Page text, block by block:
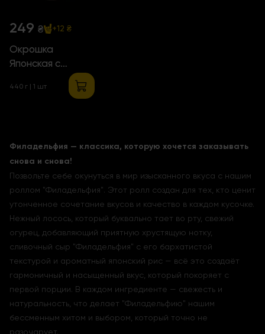
249 ₴ +12 ₴
Окрошка
Японская с
Креветками
440 г | 1 шт
Филадельфия — классика, которую хочется заказывать
снова и снова!
Позвольте себе окунуться в мир изысканного вкуса с нашим
роллом "Филадельфия". Этот ролл создан для тех, кто ценит
утонченное сочетание вкусов и качество в каждом кусочке.
Нежный лосось, который буквально тает во рту, свежий
огурец, добавляющий приятную хрустящую нотку,
сливочный сыр "Филадельфия" с его бархатистой
текстурой и ароматный японский рис — всё это создаёт
гармоничный и насыщенный вкус, который покоряет с
первой порции. В каждом ингредиенте — свежесть и
натуральность, что делает "Филадельфию" нашим
бессменным хитом и выбором, который точно не
разочарует.